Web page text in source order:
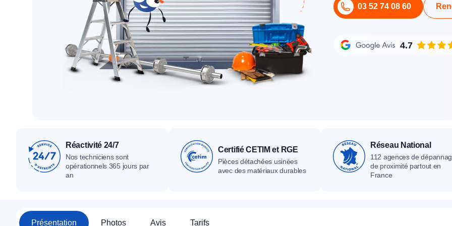
Tous nos produits Catalogue Devis gratuit
Tous nos produits Catalogue Devis gratuit Contact
Tous nos produits Catalogue Devis gratuit Contact
03 52 74 08 60
4.7
Réactivité 24/7
Nos techniciens sont
opérationnels 365 jours par
an
Certifié CETIM et RGE
Pièces détachées usinées
avec des matériaux durables
Réseau National
112 agences de
de proximité partout en
France
Présentation Photos Avis Tarifs